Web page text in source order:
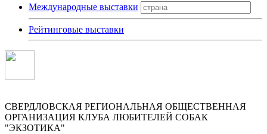
Международные выставки
Рейтинговые выставки
СВЕРДЛОВСКАЯ РЕГИОНАЛЬНАЯ ОБЩЕСТВЕННАЯ
ОРГАНИЗАЦИЯ КЛУБА ЛЮБИТЕЛЕЙ СОБАК
"ЭКЗОТИКА"